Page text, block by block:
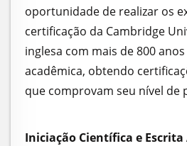
oportunidade de realizar os
certificação da Cambridge
inglesa com mais de 800
acadêmica, obtendo
que comprovam seu nível de
Iniciação Científica e Escrita